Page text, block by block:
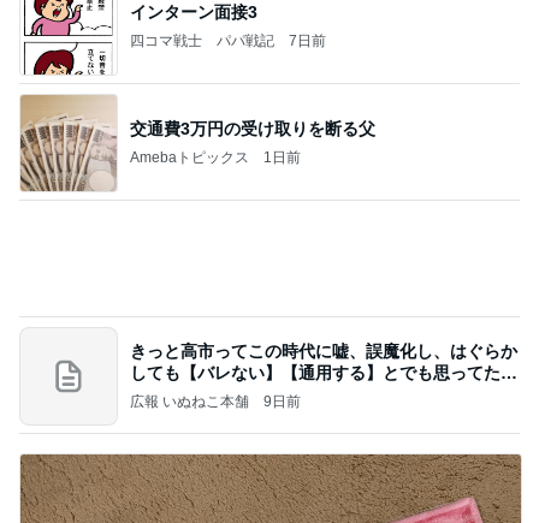
インターン面接3
四コマ戦士 パパ戦記 7日前
交通費3万円の受け取りを断る父
Amebaトピックス 1日前
きっと高市ってこの時代に嘘、誤魔化し、はぐらか
しても【バレない】【通用する】とでも思ってたん
だろ
広報 いぬねこ本舗 9日前